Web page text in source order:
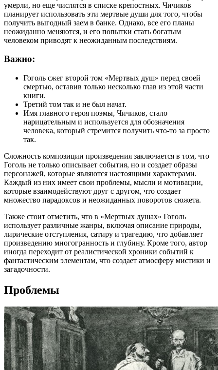
умерли, но еще числятся в списке крепостных. Чичиков
планирует использовать эти мертвые души для того, чтобы
получить выгодный заем в банке. Однако, все его планы
неожиданно меняются, и его попытки стать богатым
человеком приводят к неожиданным последствиям.
Важно:
Гоголь сжег второй том «Мертвых душ» перед своей
смертью, оставив только несколько глав из этой части
книги.
Третий том так и не был начат.
Имя главного героя поэмы, Чичиков, стало
нарицательным и используется для обозначения
человека, который стремится получить что-то за просто
так.
Сложность композиции произведения заключается в том, что
Гоголь не только описывает события, но и создает образы
персонажей, которые являются настоящими характерами.
Каждый из них имеет свои проблемы, мысли и мотивации,
которые взаимодействуют друг с другом, что создает
множество парадоксов и неожиданных поворотов сюжета.
Также стоит отметить, что в «Мертвых душах» Гоголь
использует различные жанры, включая описание природы,
лирические отступления, сатиру и трагедию, что добавляет
произведению многогранность и глубину. Кроме того, автор
иногда переходит от реалистической хроники событий к
фантастическим элементам, что создает атмосферу мистики и
загадочности.
Проблемы